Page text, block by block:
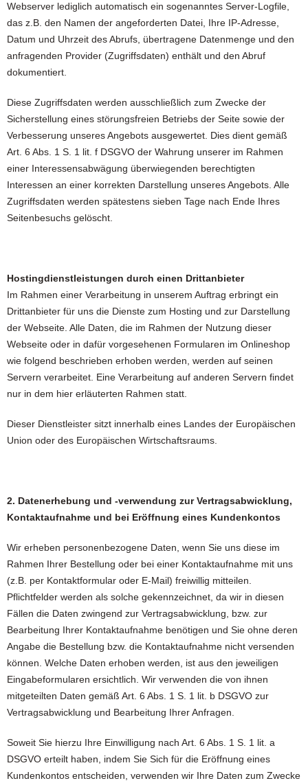
Webserver lediglich automatisch ein sogenanntes Server-Logfile,
das z.B. den Namen der angeforderten Datei, Ihre IP-Adresse,
Datum und Uhrzeit des Abrufs, übertragene Datenmenge und den
anfragenden Provider (Zugriffsdaten) enthält und den Abruf
dokumentiert.
Diese Zugriffsdaten werden ausschließlich zum Zwecke der
Sicherstellung eines störungsfreien Betriebs der Seite sowie der
Verbesserung unseres Angebots ausgewertet. Dies dient gemäß
Art. 6 Abs. 1 S. 1 lit. f DSGVO der Wahrung unserer im Rahmen
einer Interessensabwägung überwiegenden berechtigten
Interessen an einer korrekten Darstellung unseres Angebots. Alle
Zugriffsdaten werden spätestens sieben Tage nach Ende Ihres
Seitenbesuchs gelöscht.
Hostingdienstleistungen durch einen Drittanbieter
Im Rahmen einer Verarbeitung in unserem Auftrag erbringt ein
Drittanbieter für uns die Dienste zum Hosting und zur Darstellung
der Webseite. Alle Daten, die im Rahmen der Nutzung dieser
Webseite oder in dafür vorgesehenen Formularen im Onlineshop
wie folgend beschrieben erhoben werden, werden auf seinen
Servern verarbeitet. Eine Verarbeitung auf anderen Servern findet
nur in dem hier erläuterten Rahmen statt.
Dieser Dienstleister sitzt innerhalb eines Landes der Europäischen
Union oder des Europäischen Wirtschaftsraums.
2. Datenerhebung und -verwendung zur Vertragsabwicklung,
Kontaktaufnahme und bei Eröffnung eines Kundenkontos
Wir erheben personenbezogene Daten, wenn Sie uns diese im
Rahmen Ihrer Bestellung oder bei einer Kontaktaufnahme mit uns
(z.B. per Kontaktformular oder E-Mail) freiwillig mitteilen.
Pflichtfelder werden als solche gekennzeichnet, da wir in diesen
Fällen die Daten zwingend zur Vertragsabwicklung, bzw. zur
Bearbeitung Ihrer Kontaktaufnahme benötigen und Sie ohne deren
Angabe die Bestellung bzw. die Kontaktaufnahme nicht versenden
können. Welche Daten erhoben werden, ist aus den jeweiligen
Eingabeformularen ersichtlich. Wir verwenden die von ihnen
mitgeteilten Daten gemäß Art. 6 Abs. 1 S. 1 lit. b DSGVO zur
Vertragsabwicklung und Bearbeitung Ihrer Anfragen.
Soweit Sie hierzu Ihre Einwilligung nach Art. 6 Abs. 1 S. 1 lit. a
DSGVO erteilt haben, indem Sie Sich für die Eröffnung eines
Kundenkontos entscheiden, verwenden wir Ihre Daten zum Zwecke